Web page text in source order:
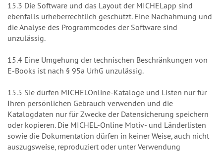
15.3 Die Software und das Layout der MICHELapp sind
ebenfalls urheberrechtlich geschützt. Eine Nachahmung und
die Analyse des Programmcodes der Software sind
unzulässig.
15.4 Eine Umgehung der technischen Beschränkungen von
E-Books ist nach § 95a UrhG unzulässig.
15.5 Sie dürfen MICHELOnline-Kataloge und Listen nur für
Ihren persönlichen Gebrauch verwenden und die
Katalogdaten nur für Zwecke der Datensicherung speichern
oder kopieren. Die MICHEL-Online Motiv- und Länderlisten
sowie die Dokumentation dürfen in keiner Weise, auch nicht
auszugsweise, reproduziert oder unter Verwendung